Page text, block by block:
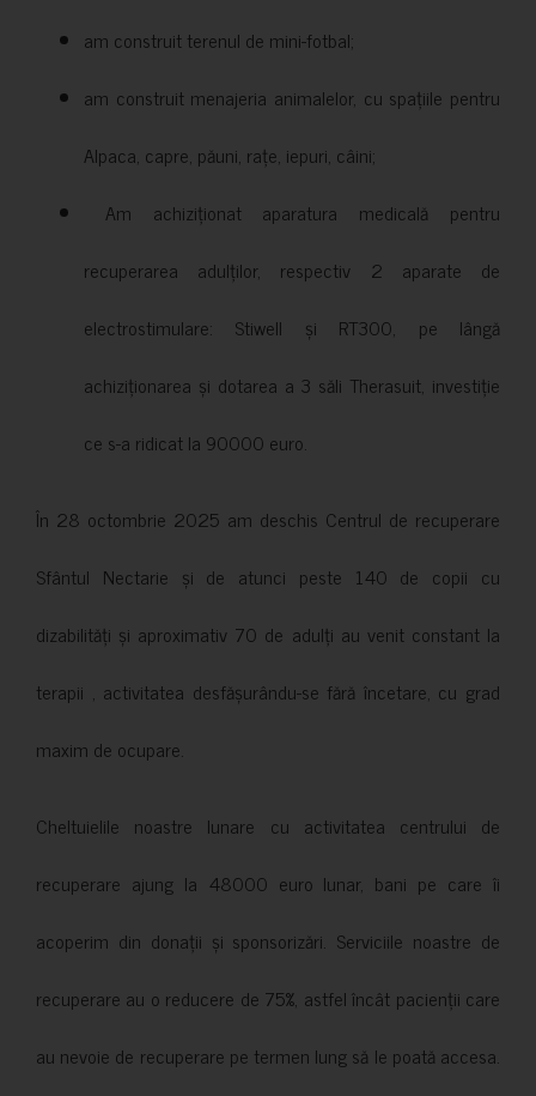
am construit terenul de mini-fotbal;
am construit menajeria animalelor, cu spațiile pentru
Alpaca, capre, păuni, rațe, iepuri, câini;
Am achiziționat aparatura medicală pentru
recuperarea adulților, respectiv 2 aparate de
electrostimulare: Stiwell și RT300, pe lângă
achiziționarea și dotarea a 3 săli Therasuit, investiție
ce s-a ridicat la 90000 euro.
În 28 octombrie 2025 am deschis Centrul de recuperare
Sfântul Nectarie și de atunci peste 140 de copii cu
dizabilități și aproximativ 70 de adulți au venit constant la
terapii , activitatea desfășurându-se fără încetare, cu grad
maxim de ocupare.
Cheltuielile noastre lunare cu activitatea centrului de
recuperare ajung la 48000 euro lunar, bani pe care îi
acoperim din donații și sponsorizări. Serviciile noastre de
recuperare au o reducere de 75%, astfel încât pacienții care
au nevoie de recuperare pe termen lung să le poată accesa.